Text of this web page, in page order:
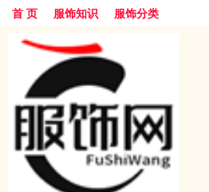
首 页 服饰知识 服饰分类